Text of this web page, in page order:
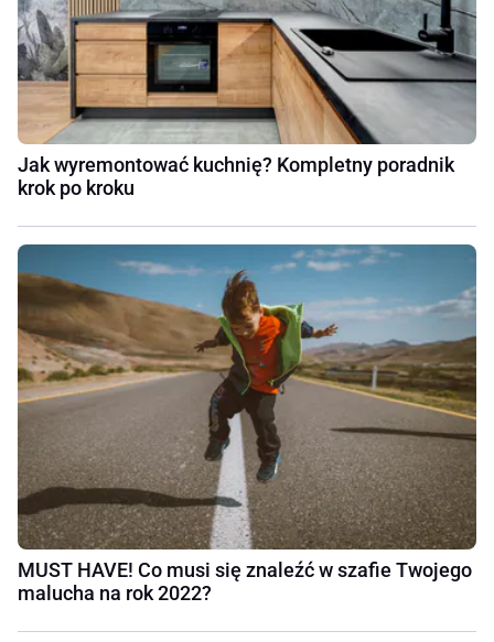
Jak wyremontować kuchnię? Kompletny poradnik
krok po kroku
MUST HAVE! Co musi się znaleźć w szafie Twojego
malucha na rok 2022?